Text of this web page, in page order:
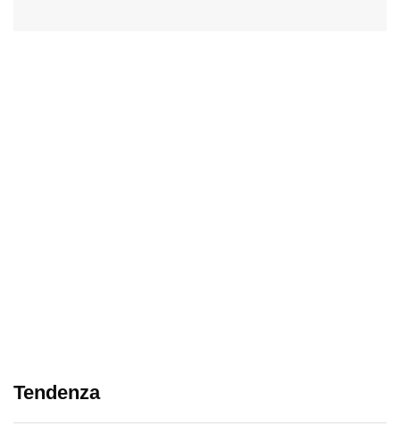
Tendenza